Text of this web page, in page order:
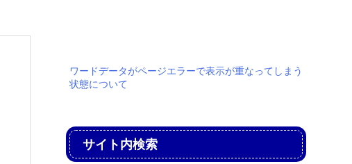
ワードデータがページエラーで表示が重なってしまう
状態について
サイト内検索